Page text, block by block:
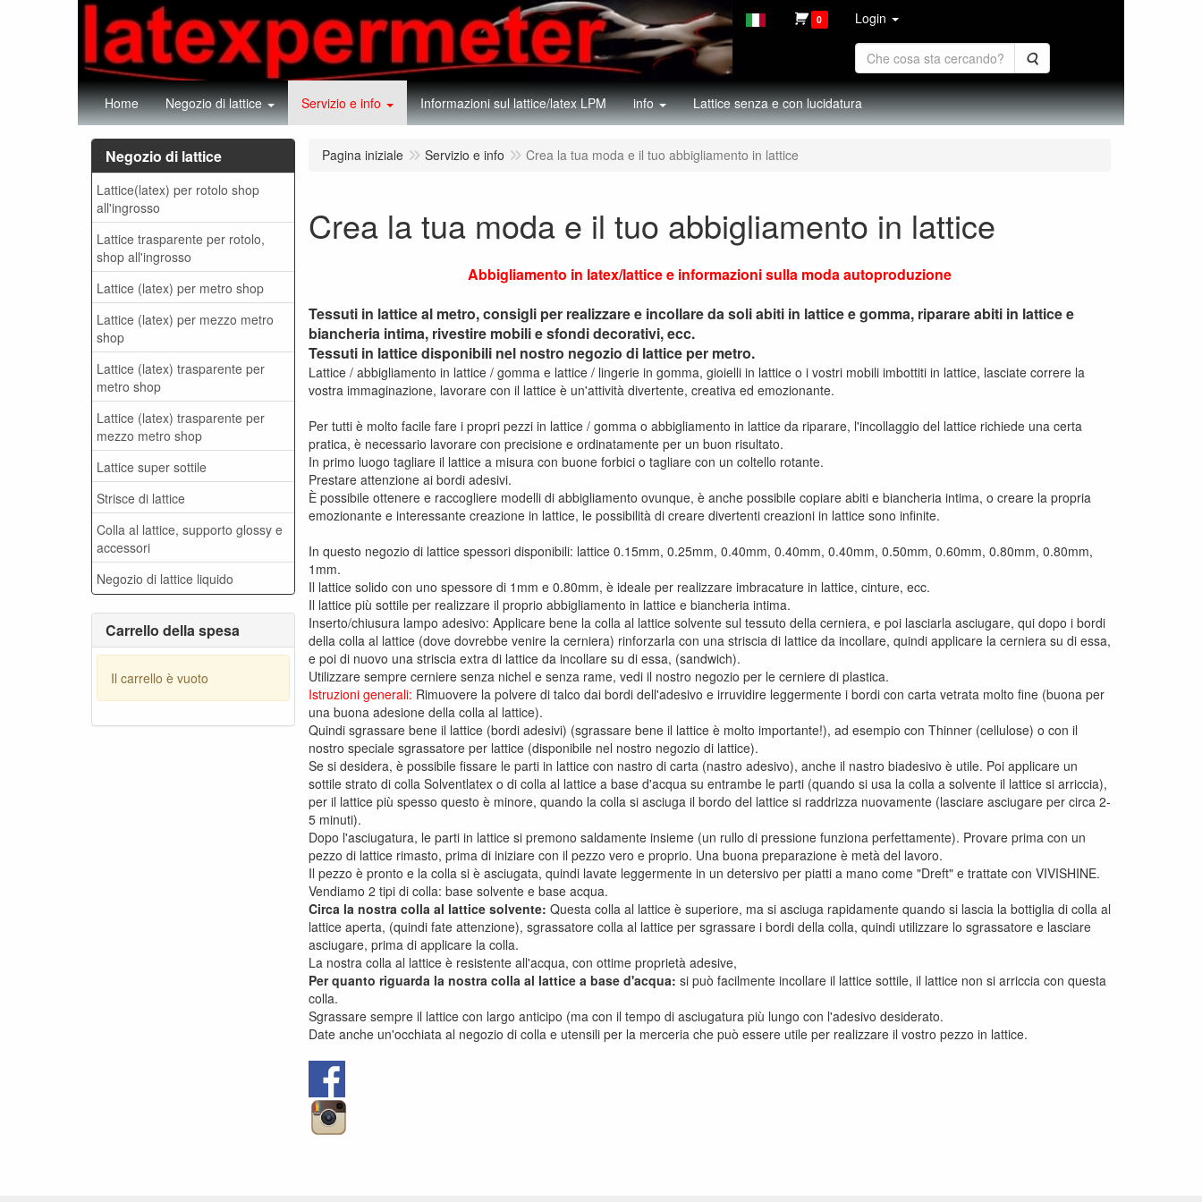
0 Login
Cerca
Home Negozio di lattice Servizio e info Informazioni sul lattice/latex LPM info Lattice senza e con lucidatura
Negozio di lattice
Lattice(latex) per rotolo shop
all'ingrosso
Lattice trasparente per rotolo,
shop all'ingrosso
Lattice (latex) per metro shop
Lattice (latex) per mezzo metro
shop
Lattice (latex) trasparente per
metro shop
Lattice (latex) trasparente per
mezzo metro shop
Lattice super sottile
Strisce di lattice
Colla al lattice, supporto glossy e
accessori
Negozio di lattice liquido
Carrello della spesa
Il carrello è vuoto
Pagina iniziale Servizio e info Crea la tua moda e il tuo abbigliamento in lattice
Crea la tua moda e il tuo abbigliamento in lattice
Abbigliamento in latex/lattice e informazioni sulla moda autoproduzione
Tessuti in lattice al metro, consigli per realizzare e incollare da soli abiti in lattice e gomma, riparare abiti in lattice e
biancheria intima, rivestire mobili e sfondi decorativi, ecc.
Tessuti in lattice disponibili nel nostro negozio di lattice per metro.
Lattice / abbigliamento in lattice / gomma e lattice / lingerie in gomma, gioielli in lattice o i vostri mobili imbottiti in lattice, lasciate correre la
vostra immaginazione, lavorare con il lattice è un'attività divertente, creativa ed emozionante.
Per tutti è molto facile fare i propri pezzi in lattice / gomma o abbigliamento in lattice da riparare, l'incollaggio del lattice richiede una certa
pratica, è necessario lavorare con precisione e ordinatamente per un buon risultato.
In primo luogo tagliare il lattice a misura con buone forbici o tagliare con un coltello rotante.
Prestare attenzione ai bordi adesivi.
È possibile ottenere e raccogliere modelli di abbigliamento ovunque, è anche possibile copiare abiti e biancheria intima, o creare la propria
emozionante e interessante creazione in lattice, le possibilità di creare divertenti creazioni in lattice sono infinite.
In questo negozio di lattice spessori disponibili: lattice 0.15mm, 0.25mm, 0.40mm, 0.40mm, 0.40mm, 0.50mm, 0.60mm, 0.80mm, 0.80mm,
1mm.
Il lattice solido con uno spessore di 1mm e 0.80mm, è ideale per realizzare imbracature in lattice, cinture, ecc.
Il lattice più sottile per realizzare il proprio abbigliamento in lattice e biancheria intima.
Inserto/chiusura lampo adesivo: Applicare bene la colla al lattice solvente sul tessuto della cerniera, e poi lasciarla asciugare, qui dopo i bordi
della colla al lattice (dove dovrebbe venire la cerniera) rinforzarla con una striscia di lattice da incollare, quindi applicare la cerniera su di essa,
e poi di nuovo una striscia extra di lattice da incollare su di essa, (sandwich).
Utilizzare sempre cerniere senza nichel e senza rame, vedi il nostro negozio per le cerniere di plastica.
Istruzioni generali: Rimuovere la polvere di talco dai bordi dell'adesivo e irruvidire leggermente i bordi con carta vetrata molto fine (buona per
una buona adesione della colla al lattice).
Quindi sgrassare bene il lattice (bordi adesivi) (sgrassare bene il lattice è molto importante!), ad esempio con Thinner (cellulose) o con il
nostro speciale sgrassatore per lattice (disponibile nel nostro negozio di lattice).
Se si desidera, è possibile fissare le parti in lattice con nastro di carta (nastro adesivo), anche il nastro biadesivo è utile. Poi applicare un
sottile strato di colla Solventlatex o di colla al lattice a base d'acqua su entrambe le parti (quando si usa la colla a solvente il lattice si arriccia),
per il lattice più spesso questo è minore, quando la colla si asciuga il bordo del lattice si raddrizza nuovamente (lasciare asciugare per circa 2-
5 minuti).
Dopo l'asciugatura, le parti in lattice si premono saldamente insieme (un rullo di pressione funziona perfettamente). Provare prima con un
pezzo di lattice rimasto, prima di iniziare con il pezzo vero e proprio. Una buona preparazione è metà del lavoro.
Il pezzo è pronto e la colla si è asciugata, quindi lavate leggermente in un detersivo per piatti a mano come "Dreft" e trattate con VIVISHINE.
Vendiamo 2 tipi di colla: base solvente e base acqua.
Circa la nostra colla al lattice solvente: Questa colla al lattice è superiore, ma si asciuga rapidamente quando si lascia la bottiglia di colla al
lattice aperta, (quindi fate attenzione), sgrassatore colla al lattice per sgrassare i bordi della colla, quindi utilizzare lo sgrassatore e lasciare
asciugare, prima di applicare la colla.
La nostra colla al lattice è resistente all'acqua, con ottime proprietà adesive,
Per quanto riguarda la nostra colla al lattice a base d'acqua: si può facilmente incollare il lattice sottile, il lattice non si arriccia con questa
colla.
Sgrassare sempre il lattice con largo anticipo (ma con il tempo di asciugatura più lungo con l'adesivo desiderato.
Date anche un'occhiata al negozio di colla e utensili per la merceria che può essere utile per realizzare il vostro pezzo in lattice.